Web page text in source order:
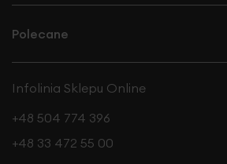
Polecane
Infolinia Sklepu Online
+48 504 774 396
+48 33 472 55 00